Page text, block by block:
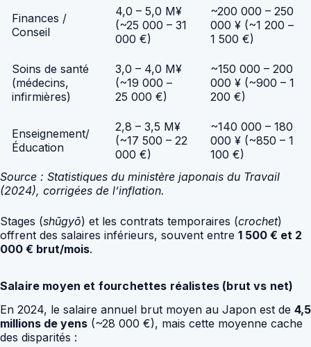
Finances /
Conseil
4,0 – 5,0 M¥
(~25 000 – 31
000 €)
~200 000 – 250
000 ¥ (~1 200 –
1 500 €)
Soins de santé
(médecins,
infirmières)
3,0 – 4,0 M¥
(~19 000 –
25 000 €)
~150 000 – 200
000 ¥ (~900 – 1
200 €)
Enseignement/
Éducation
2,8 – 3,5 M¥
(~17 500 – 22
000 €)
~140 000 – 180
000 ¥ (~850 – 1
100 €)
Source : Statistiques du ministère japonais du Travail
(2024), corrigées de l’inflation.
Stages (shūgyō) et les contrats temporaires (crochet)
offrent des salaires inférieurs, souvent entre 1 500 € et 2
000 € brut/mois.
Salaire moyen et fourchettes réalistes (brut vs net)
En 2024, le salaire annuel brut moyen au Japon est de 4,5
millions de yens (~28 000 €), mais cette moyenne cache
des disparités :